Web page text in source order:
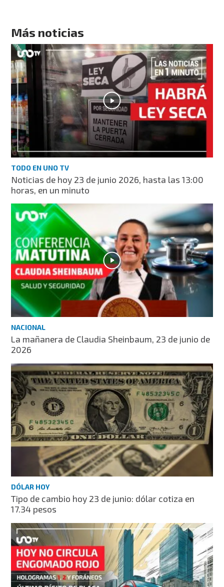
Más noticias
TODO EN UNO TV
Noticias de hoy 23 de junio 2026, hasta las 13:00
horas, en un minuto
NACIONAL
La mañanera de Claudia Sheinbaum, 23 de junio de
2026
DÓLAR HOY
Tipo de cambio hoy 23 de junio: dólar cotiza en
17.34 pesos